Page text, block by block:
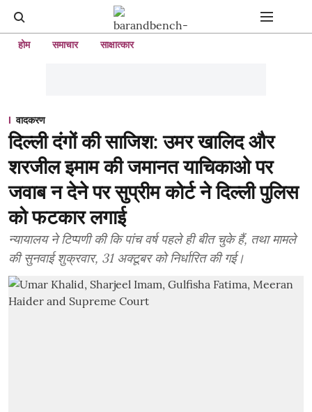
होम समाचार साक्षात्कार
वादकरण
दिल्ली दंगों की साजिश: उमर खालिद और
शरजील इमाम की जमानत याचिकाओ पर
जवाब न देने पर सुप्रीम कोर्ट ने दिल्ली पुलिस
को फटकार लगाई
न्यायालय ने टिप्पणी की कि पांच वर्ष पहले ही बीत चुके हैं, तथा मामले
की सुनवाई शुक्रवार, 31 अक्टूबर को निर्धारित की गई।